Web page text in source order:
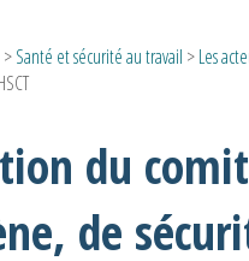
>Santé et sécurité au travail >Les
du
de